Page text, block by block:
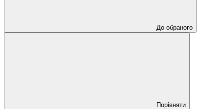
До обраного
Порівняти